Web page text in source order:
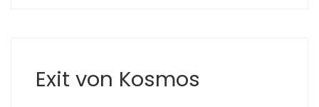
Exit von Kosmos